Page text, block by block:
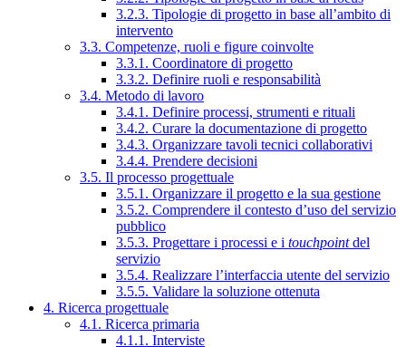
3.2.3. Tipologie di progetto in base all’ambito di
intervento
3.3. Competenze, ruoli e figure coinvolte
3.3.1. Coordinatore di progetto
3.3.2. Definire ruoli e responsabilità
3.4. Metodo di lavoro
3.4.1. Definire processi, strumenti e rituali
3.4.2. Curare la documentazione di progetto
3.4.3. Organizzare tavoli tecnici collaborativi
3.4.4. Prendere decisioni
3.5. Il processo progettuale
3.5.1. Organizzare il progetto e la sua gestione
3.5.2. Comprendere il contesto d’uso del servizio
pubblico
3.5.3. Progettare i processi e i touchpointdel
servizio
3.5.4. Realizzare l’interfaccia utente del servizio
3.5.5. Validare la soluzione ottenuta
4. Ricerca progettuale
4.1. Ricerca primaria
4.1.1. Interviste